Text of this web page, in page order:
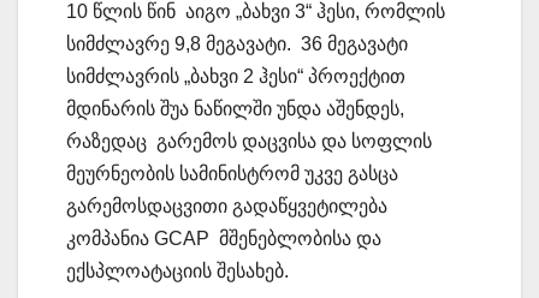
10 წლის წინ აიგო „ბახვი 3“ ჰესი, რომლის
სიმძლავრე 9,8 მეგავატი. 36 მეგავატი
სიმძლავრის „ბახვი 2 ჰესი“ პროექტით
მდინარის შუა ნაწილში უნდა აშენდეს,
რაზედაც გარემოს დაცვისა და სოფლის
მეურნეობის სამინისტრომ უკვე გასცა
გარემოსდაცვითი გადაწყვეტილება
კომპანია GCAP მშენებლობისა და
ექსპლოატაციის შესახებ.